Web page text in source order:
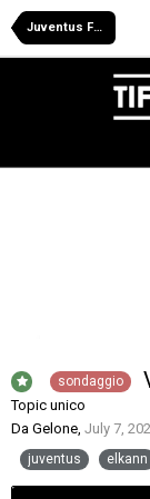
Juventus Forum
sondaggio
Topic unico
Da Gelone, July 7,
juventus elkann